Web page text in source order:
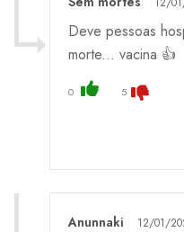
Deve pessoas
morte... vacina 👍
0 5
Anunnaki 12/01/